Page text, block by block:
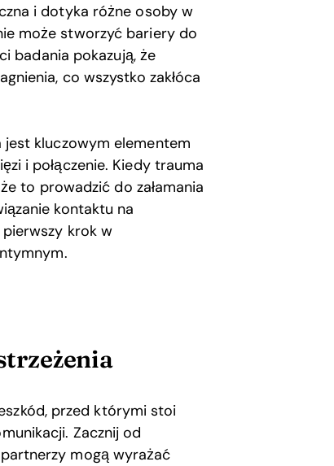
i dotyka różne osoby w
może stworzyć bariery do
badania pokazują, że
co wszystko zakłóca
kluczowym elementem
i połączenie. Kiedy trauma
to prowadzić do załamania
kontaktu na
krok w
przed którymi stoi
Zacznij od
mogą wyrażać